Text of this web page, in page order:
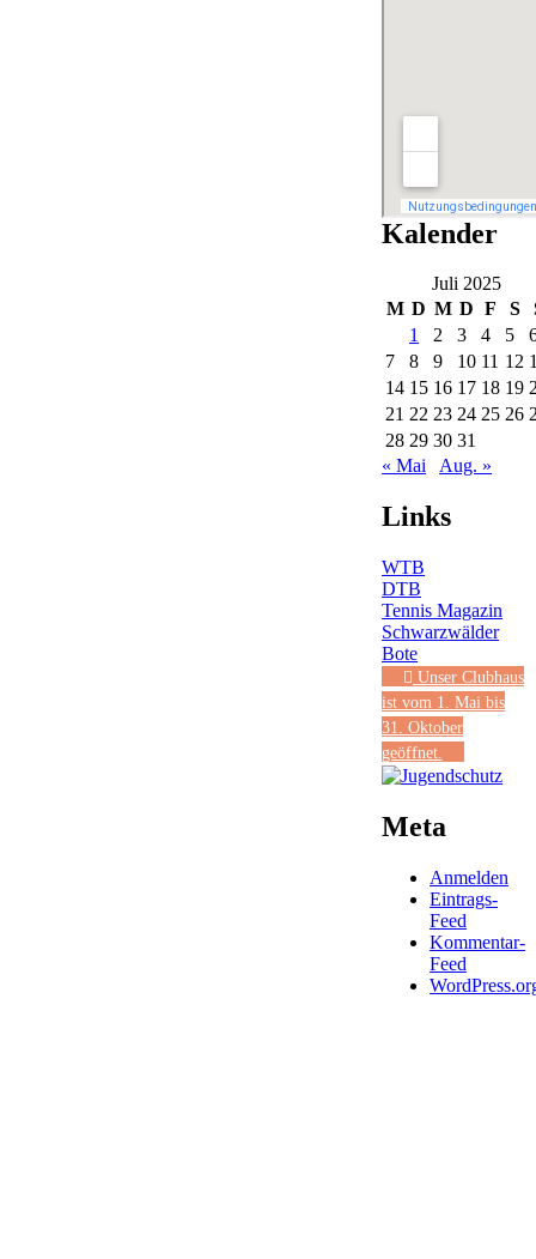
Kalender
Juli 2025
M D M D F S
1
2 3 4 5
7
8 9 10 11 12
14 15 16 17 18 19
21 22 23 24 25 26
28 29 30 31
« Mai
Aug. »
Links
WTB
DTB
Tennis Magazin
Schwarzwälder
Bote
Unser Clubhaus
ist vom 1. Mai bis
31. Oktober
geöffnet.
Meta
Anmelden
Eintrags-
Feed
Kommentar-
Feed